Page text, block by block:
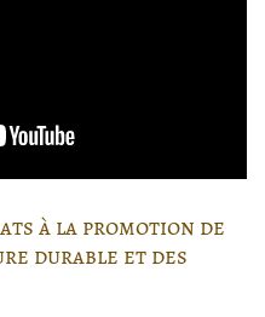
à la promotion de
durable et des